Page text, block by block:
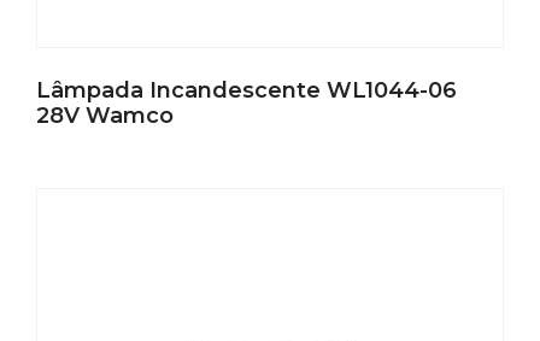
Lâmpada Incandescente WL1044-06
28V Wamco